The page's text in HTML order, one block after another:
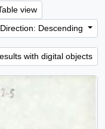
view
Direction: Descending
with digital objects